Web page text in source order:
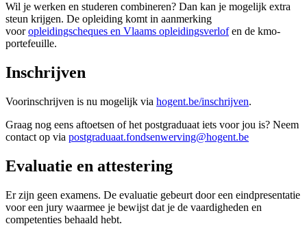
Wil je werken en studeren combineren? Dan kan je mogelijk extra
steun krijgen. De opleiding komt in aanmerking
vooropleidingscheques en Vlaams opleidingsverlofen de kmo-
portefeuille.
Inschrijven
Voorinschrijven is nu mogelijk via hogent.be/inschrijven.
Graag nog eens aftoetsen of het postgraduaat iets voor jou is? Neem
contact op via postgraduaat.fondsenwerving@hogent.be
Evaluatie en attestering
Er zijn geen examens. De evaluatie gebeurt door een eindpresentatie
voor een jury waarmee je bewijst dat je de vaardigheden en
competenties behaald hebt.